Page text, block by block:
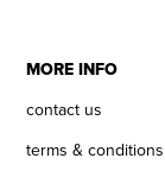
MORE INFO
contact us
terms & conditions